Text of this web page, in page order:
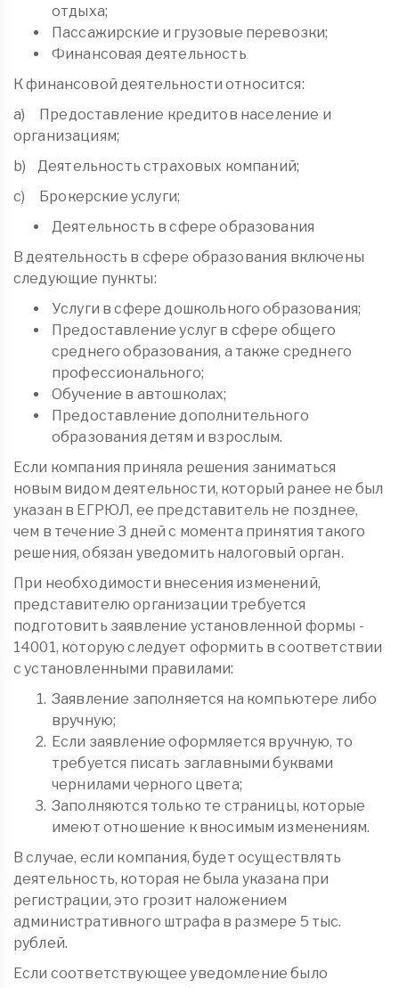
отдыха;
Пассажирские и грузовые перевозки;
Финансовая деятельность
К финансовой деятельности относится:
a) Предоставление кредитов население и
организациям;
b) Деятельность страховых компаний;
c) Брокерские услуги;
Деятельность в сфере образования
В деятельность в сфере образования включены
следующие пункты:
Услуги в сфере дошкольного образования;
Предоставление услуг в сфере общего
среднего образования, а также среднего
профессионального;
Обучение в автошколах;
Предоставление дополнительного
образования детям и взрослым.
Если компания приняла решения заниматься
новым видом деятельности, который ранее не был
указан в ЕГРЮЛ, ее представитель не позднее,
чем в течение 3 дней с момента принятия такого
решения, обязан уведомить налоговый орган.
При необходимости внесения изменений,
представителю организации требуется
подготовить заявление установленной формы -
14001, которую следует оформить в соответствии
с установленными правилами:
Заявление заполняется на компьютере либо
вручную;
Если заявление оформляется вручную, то
требуется писать заглавными буквами
чернилами черного цвета;
Заполняются только те страницы, которые
имеют отношение к вносимым изменениям.
В случае, если компания, будет осуществлять
деятельность, которая не была указана при
регистрации, это грозит наложением
административного штрафа в размере 5 тыс.
рублей.
Если соответствующее уведомление было